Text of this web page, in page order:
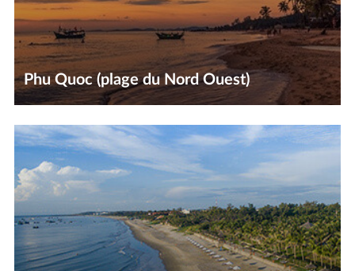
Phu Quoc (plage du Nord Ouest)